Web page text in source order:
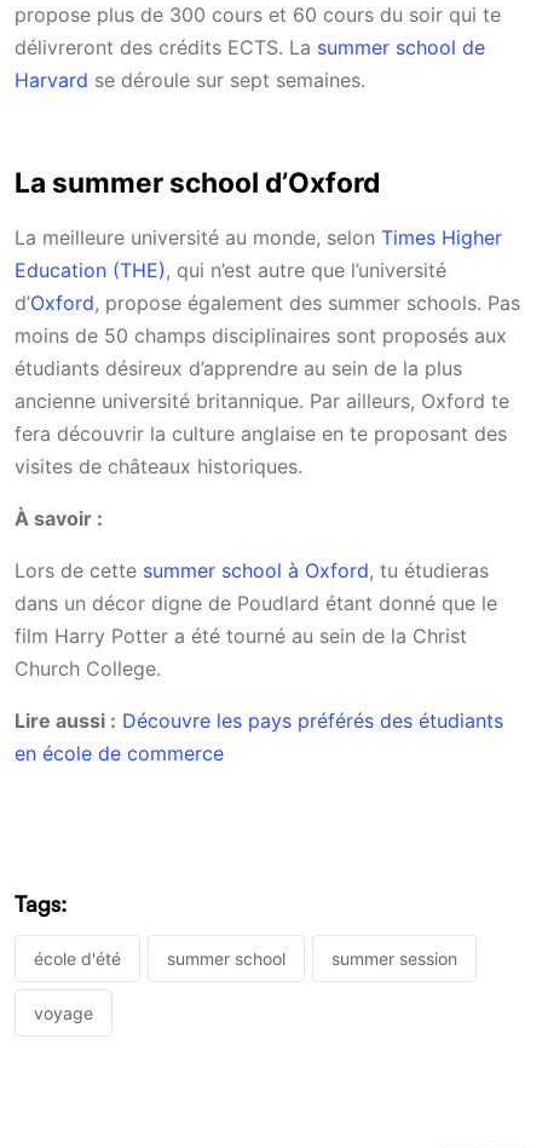
propose plus de 300 cours et 60 cours du soir qui te
délivreront des crédits ECTS. La summer school de
Harvard se déroule sur sept semaines.
La summer school d’Oxford
La meilleure université au monde, selon Times Higher
Education (THE), qui n’est autre que l’université
d’Oxford, propose également des summer schools. Pas
moins de 50 champs disciplinaires sont proposés aux
étudiants désireux d’apprendre au sein de la plus
ancienne université britannique. Par ailleurs, Oxford te
fera découvrir la culture anglaise en te proposant des
visites de châteaux historiques.
À savoir :
Lors de cette summer school à Oxford, tu étudieras
dans un décor digne de Poudlard étant donné que le
film Harry Potter a été tourné au sein de la Christ
Church College.
Lire aussi : Découvre les pays préférés des étudiants
en école de commerce
Tags:
école d'été summer school summer session
voyage